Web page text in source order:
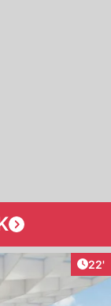
22'